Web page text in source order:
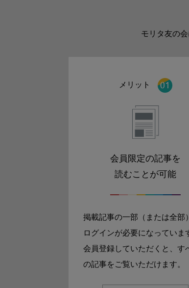
モリタ友の
メリット
会員限定の記事を
読むことが可能
掲載記事の一部（または全部
ログインが必要になっていま
会員登録していただくと、す
の記事をご覧いただけます。